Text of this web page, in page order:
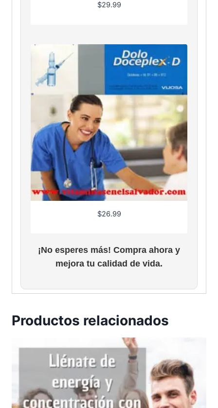
$29.99
$26.99
¡No esperes más! Compra ahora y
mejora tu calidad de vida.
Productos relacionados